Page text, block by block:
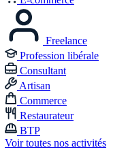
Freelance
Profession libérale
Consultant
Artisan
Commerce
Restaurateur
BTP
Voir toutes nos activités